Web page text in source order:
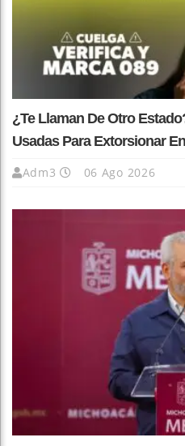
¿Te Llaman De Otro
Usadas Para Extorsionar
Adm3 06 Ago 2026